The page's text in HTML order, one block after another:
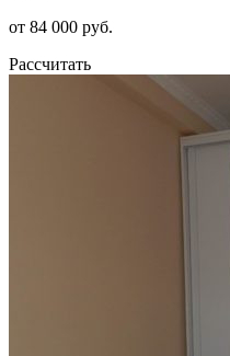
от 84 000 руб.
Рассчитать